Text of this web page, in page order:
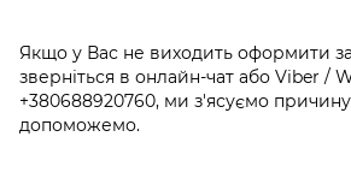
Якщо у Вас не виходить оформити
зверніться в онлайн-чат або Viber /
+380688920760, ми з'ясуємо
допоможемо.